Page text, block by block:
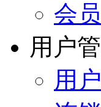
会
用户
用